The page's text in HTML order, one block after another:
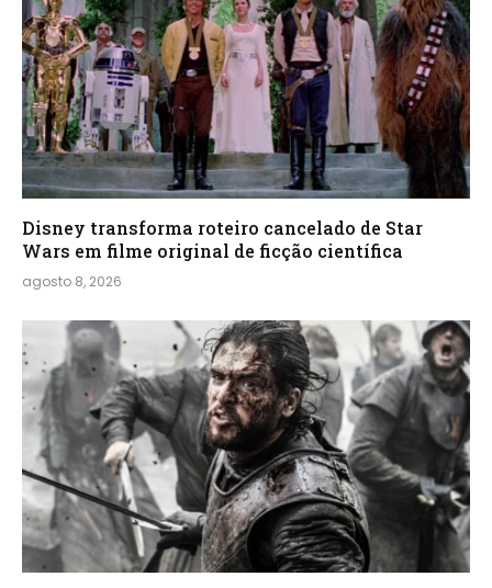
Disney transforma roteiro cancelado de Star
Wars em filme original de ficção científica
agosto 8, 2026